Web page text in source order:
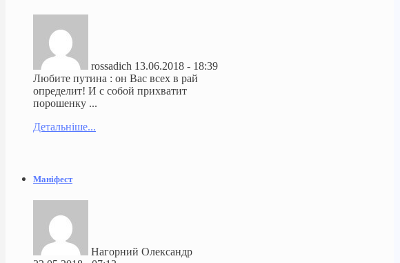
rossadich 13.06.2018 - 18:39
Любите путина : он Вас всех в рай
определит! И с собой прихватит
порошенку ...
Детальніше...
Маніфест
Нагорний Олександр